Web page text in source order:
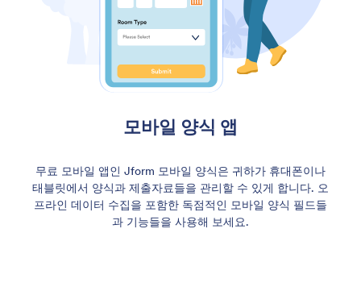
모바일 양식 앱
무료 모바일 앱인 Jform 모바일 양식은 귀하가 휴대폰이나
태블릿에서 양식과 제출자료들을 관리할 수 있게 합니다. 오
프라인 데이터 수집을 포함한 독점적인 모바일 양식 필드들
과 기능들을 사용해 보세요.